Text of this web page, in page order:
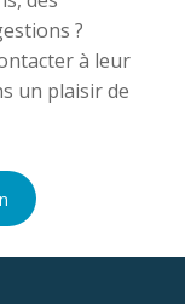
?
à leur
un plaisir de